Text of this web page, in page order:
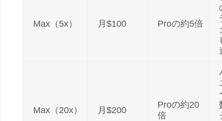
Max（5x） 月$100 Proの約5倍
Max（20x） 月$200
Proの約20
倍